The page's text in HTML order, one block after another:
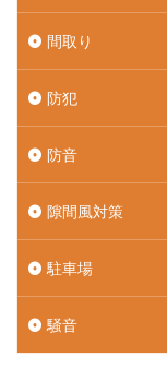
間取り
防犯
防音
隙間風対策
駐車場
騒音